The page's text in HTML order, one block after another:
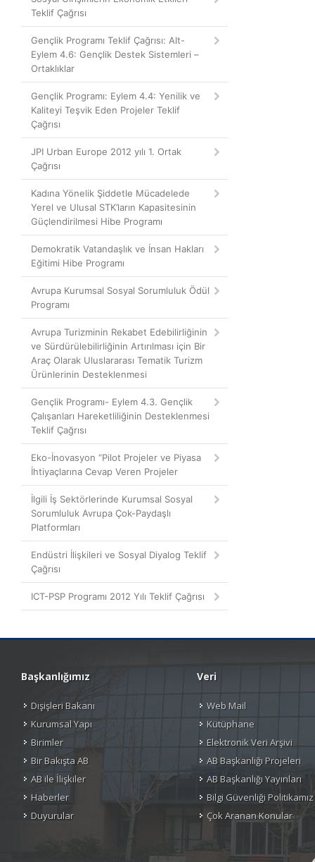
Teklif Çağrısı
Gençlik Programı Teklif Çağrısı: Alt-
Eylem 4.6: Gençlik Destek Sistemleri –
Ortaklıklar
Gençlik Programı: Eylem 4.4: Yenilik ve
Kaliteyi Teşvik Eden Projeler Teklif
Çağrısı
JPI Urban Europe 2012 yılı 1. Ortak
Çağrısı
Kadına Yönelik Şiddetle Mücadelede
Yerel ve Ulusal STK’ların Kapasitesinin
Güçlendirilmesi Hibe Programı
Demokratik Vatandaşlık ve İnsan Hakları
Eğitimi Hibe Programı
Avrupa Kurumsal Sosyal Sorumluluk Ödül
Programı
Avrupa Turizminin Rekabet Edebilirliğinin
ve Sürdürülebilirliğinin Artırılması için Bir
Araç Olarak Uluslararası Tematik Turizm
Ürünlerinin Desteklenmesi
Gençlik Programı- Eylem 4.3. Gençlik
Çalışanları Hareketliliğinin Desteklenmesi
Teklif Çağrısı
Eko-İnovasyon “Pilot Projeler ve Piyasa
İhtiyaçlarına Cevap Veren Projeler
İlgili İş Sektörlerinde Kurumsal Sosyal
Sorumluluk Avrupa Çok-Paydaşlı
Platformları
Endüstri İlişkileri ve Sosyal Diyalog Teklif
Çağrısı
ICT-PSP Programı 2012 Yılı Teklif Çağrısı
Başkanlığımız
Dışişleri Bakanı
Kurumsal Yapı
Birimler
Bir Bakışta AB
AB ile İlişkiler
Haberler
Duyurular
Veri
Web Mail
Kütüphane
Elektronik Veri Arşivi
AB Başkanlığı Projeleri
AB Başkanlığı Yayınları
Bilgi Güvenliği Politikamız
Çok Aranan Konular